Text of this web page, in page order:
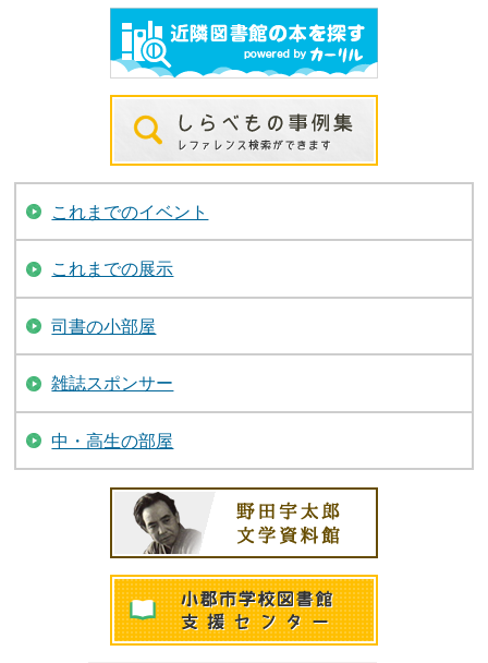
これまでのイベント
これまでの展示
司書の小部屋
雑誌スポンサー
中・高生の部屋